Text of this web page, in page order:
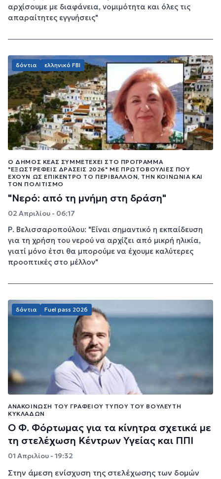
αρχίσουμε με διαφάνεια, νομιμότητα και όλες τις
απαραίτητες εγγυήσεις"
δόντια ελληνικό FBI
Ο ΔΉΜΟΣ ΚΈΑΣ ΣΥΜΜΕΤΈΧΕΙ ΣΤΟ ΠΡΌΓΡΑΜΜΑ
"ΕΞΩΣΤΡΕΦΕΊΣ ΔΡΆΣΕΙΣ 2026" ΜΕ ΠΡΩΤΟΒΟΥΛΊΕΣ ΠΟΥ
ΈΧΟΥΝ ΩΣ ΕΠΊΚΕΝΤΡΟ ΤΟ ΠΕΡΙΒΆΛΛΟΝ, ΤΗΝ ΚΟΙΝΩΝΊΑ ΚΑΙ
ΤΟΝ ΠΟΛΙΤΙΣΜΌ
"Νερό: από τη μνήμη στη δράση"
02 Απριλίου - 06:17
Ρ. Βελισσαροπούλου: "Είναι σημαντικό η εκπαίδευση
για τη χρήση του νερού να αρχίζει από μικρή ηλικία,
γιατί μόνο έτσι θα μπορούμε να έχουμε καλύτερες
προοπτικές στο μέλλον"
δόντια Fuel pass 2026
ΑΝΑΚΟΊΝΩΣΗ ΤΟΥ ΓΡΑΦΕΊΟΥ ΤΎΠΟΥ ΤΟΥ ΒΟΥΛΕΥΤΉ
ΚΥΚΛΆΔΩΝ
Ο Φ. Φόρτωμας για τα κίνητρα σχετικά με
τη στελέχωση Κέντρων Υγείας και ΠΠΙ
01 Απριλίου - 19:32
Στην άμεση ενίσχυση της στελέχωσης των δομών